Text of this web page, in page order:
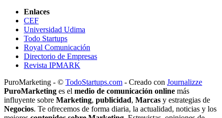
Enlaces
CEF
Universidad Udima
Todo Startups
Royal Comunicación
Directorio de Empresas
Revista IPMARK
PuroMarketing - © TodoStartups.com - Creado con Journalizze
PuroMarketing es el medio de comunicación online más
influyente sobre Marketing, publicidad, Marcas y estrategias de
Negocios. Te ofrecemos de forma diaria, la actualidad, noticias y los